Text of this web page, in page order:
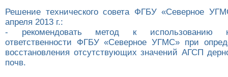
Решение технического совета ФГБУ «Северное
апреля 2013 г.:
- рекомендовать метод к использованию
ответственности ФГБУ «Северное УГМС» при
восстановления отсутствующих значений АГСП
почв.